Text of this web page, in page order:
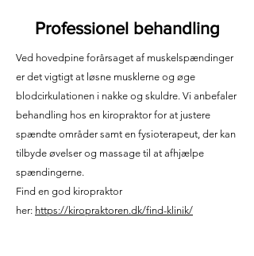
Professionel behandling
Ved hovedpine forårsaget af muskelspændinger
er det vigtigt at løsne musklerne og øge
blodcirkulationen i nakke og skuldre. Vi anbefaler
behandling hos en kiropraktor for at justere
spændte områder samt en fysioterapeut, der kan
tilbyde øvelser og massage til at afhjælpe
spændingerne.
Find en god kiropraktor
her: https://kiropraktoren.dk/find-klinik/